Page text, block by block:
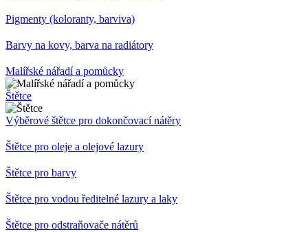
Pigmenty (koloranty, barviva)
Barvy na kovy, barva na radiátory
Malířské nářadí a pomůcky
Štětce
Výběrové štětce pro dokončovací nátěry
Štětce pro oleje a olejové lazury
Štětce pro barvy
Štětce pro vodou ředitelné lazury a laky
Štětce pro odstraňovače nátěrů